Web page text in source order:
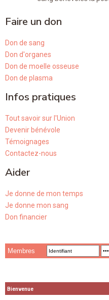
Faire un don
Don de sang
Don d'organes
Don de moelle osseuse
Don de plasma
Infos pratiques
Tout savoir sur l'Union
Devenir bénévole
Témoignages
Contactez-nous
Aider
Je donne de mon temps
Je donne mon sang
Don financier
Membres
Bienvenue